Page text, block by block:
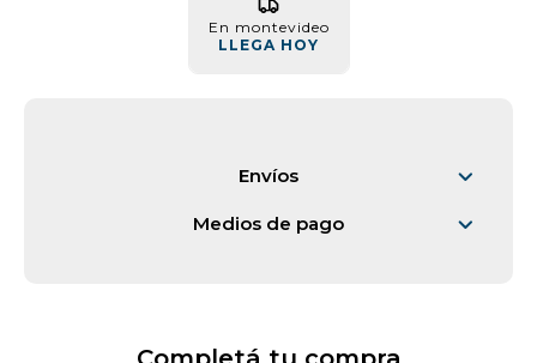
En montevideo
LLEGA HOY
Envíos
Medios de pago
Vestimenta y calzado